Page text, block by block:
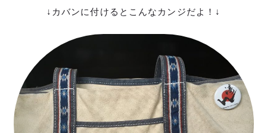
↓カバンに付けるとこんなカンジだよ！↓